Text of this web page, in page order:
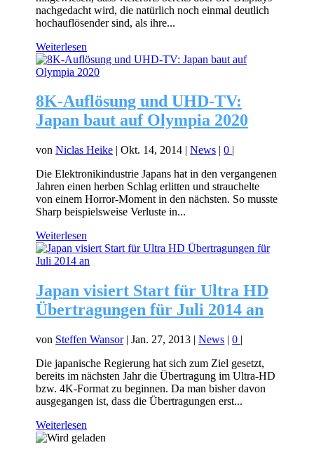
nachgedacht wird, die natürlich noch einmal deutlich
hochauflösender sind, als ihre...
Weiterlesen
8K-Auflösung und UHD-TV:
Japan baut auf Olympia 2020
vonNiclas Heike |Okt. 14, 2014 |News |0 |
Die Elektronikindustrie Japans hat in den vergangenen
Jahren einen herben Schlag erlitten und strauchelte
von einem Horror-Moment in den nächsten. So musste
Sharp beispielsweise Verluste in...
Weiterlesen
Japan visiert Start für Ultra HD
Übertragungen für Juli 2014 an
von Steffen Wansor|Jan. 27, 2013 |News |0 |
Die japanische Regierung hat sich zum Ziel gesetzt,
bereits im nächsten Jahr die Übertragung im Ultra-HD
bzw. 4K-Format zu beginnen. Da man bisher davon
ausgegangen ist, dass die Übertragungen erst...
Weiterlesen